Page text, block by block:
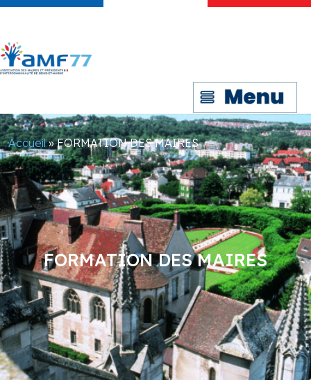
Accueil»FORMATION DES MAIRES
FORMATION DES MAIRES